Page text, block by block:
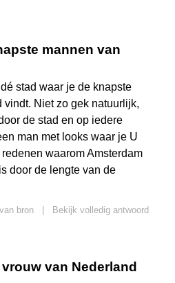
mannen van
stad waar je de knapste
Niet zo gek natuurlijk,
de stad en op iedere
man met looks waar je U
waarom Amsterdam
door de lengte van de
bron
Bekijk volledig antwoord
van Nederland